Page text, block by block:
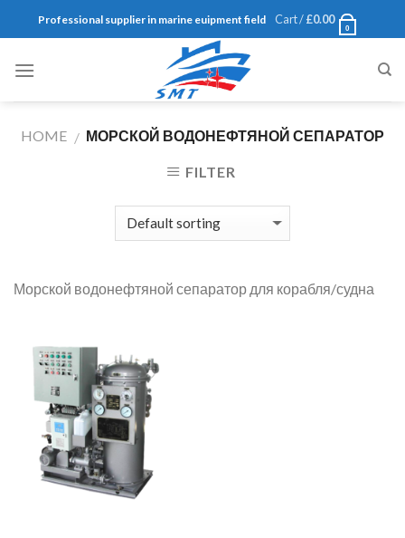
Professional supplier in marine euipment field Cart /£0.00
0
HOME / МОРСКОЙ ВОДОНЕФТЯНОЙ СЕПАРАТОР
FILTER
Морской водонефтяной сепаратор для корабля/судна